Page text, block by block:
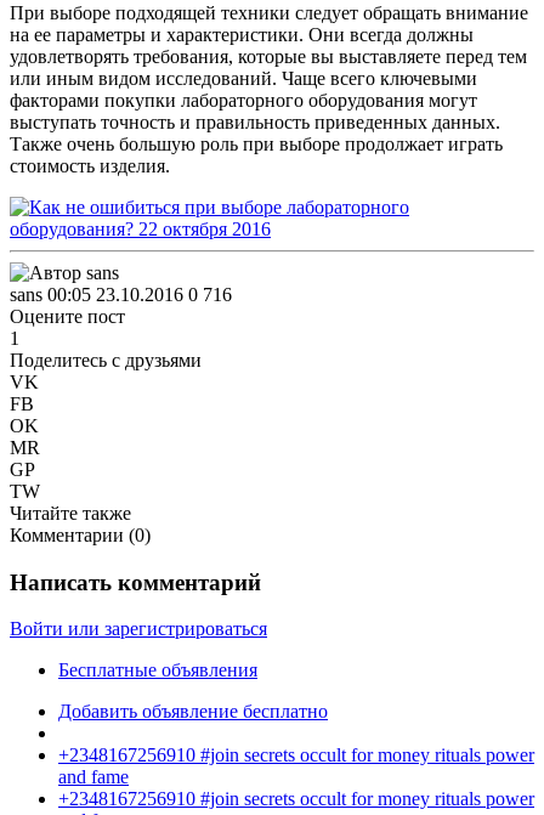
При выборе подходящей техники следует обращать внимание
на ее параметры и характеристики. Они всегда должны
удовлетворять требования, которые вы выставляете перед тем
или иным видом исследований. Чаще всего ключевыми
факторами покупки лабораторного оборудования могут
выступать точность и правильность приведенных данных.
Также очень большую роль при выборе продолжает играть
стоимость изделия.
sans 00:05 23.10.2016 0 716
Оцените пост
1
Поделитесь с друзьями
VK
FB
OK
MR
GP
TW
Читайте также
Комментарии (0)
Написать комментарий
Войти или зарегистрироваться
Бесплатные объявления
Добавить объявление бесплатно
+2348167256910 #join secrets occult for money rituals power
and fame
+2348167256910 #join secrets occult for money rituals power